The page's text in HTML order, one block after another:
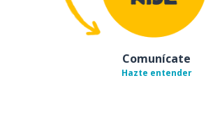
Comunícate
Hazte entender